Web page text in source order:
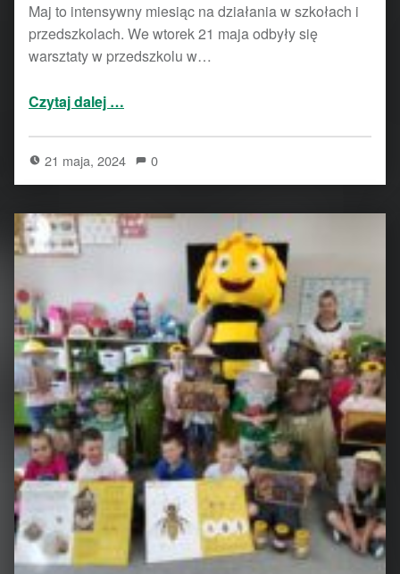
Maj to intensywny miesiąc na działania w szkołach i
przedszkolach. We wtorek 21 maja odbyły się
warsztaty w przedszkolu w…
Czytaj dalej …
21 maja, 2024 0